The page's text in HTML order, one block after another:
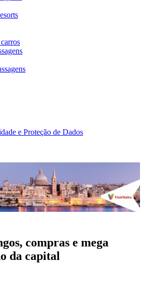
e Proteção de Dados
compras e mega
da capital